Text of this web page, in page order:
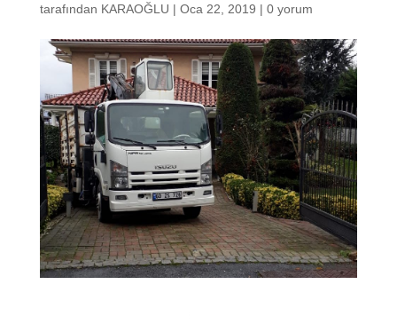
tarafından KARAOĞLU | Oca 22, 2019 | 0 yorum